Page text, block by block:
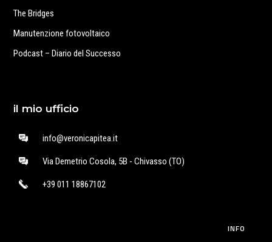
The Bridges
Manutenzione fotovoltaico
Podcast – Diario del Successo
il mio ufficio
info@veronicapitea.it
Via Demetrio Cosola, 5B - Chivasso (TO)
+39 011 18867102
INFO